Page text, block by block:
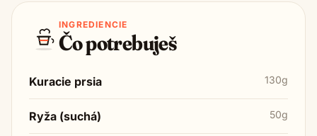
INGREDIENCIE
Čo potrebuješ
Kuracie prsia 130g
Ryža (suchá) 50g